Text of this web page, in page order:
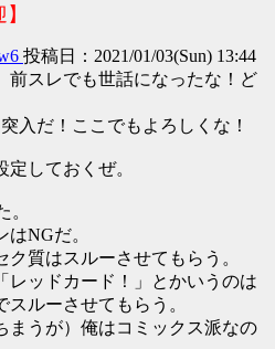
投稿日：2021/01/03(Sun) 13:44
前スレでも世話になったな！ど
入だ！ここでもよろしくな！
しておくぜ。
。
はNGだ。
ク質はスルーさせてもらう。
レッドカード！」とかいうのは
ルーさせてもらう。
まうが）俺はコミックス派なの